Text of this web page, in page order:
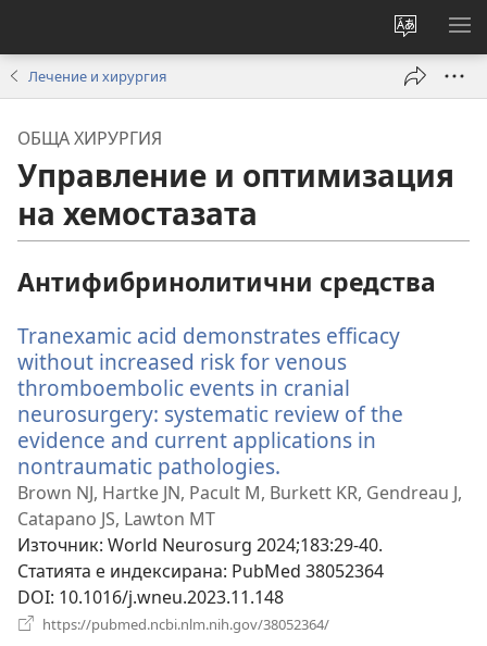
Смени
езика
на
Лечение и хирургия
ОБЩА ХИРУРГИЯ
Управление и оптимизация
на хемостазата
Антифибринолитични средства
Tranexamic acid demonstrates efficacy
without increased risk for venous
thromboembolic events in cranial
neurosurgery: systematic review of the
evidence and current applications in
nontraumatic pathologies.
нов
Brown NJ, Hartke JN, Pacult M, Burkett KR, Gendreau J,
Catapano JS, Lawton MT
Източник‎: World Neurosurg 2024;183:29-40.
Статията е индексирана‎: PubMed 38052364
DOI‎: 10.1016/j.wneu.2023.11.148
https://pubmed.ncbi.nlm.nih.gov/38052364/